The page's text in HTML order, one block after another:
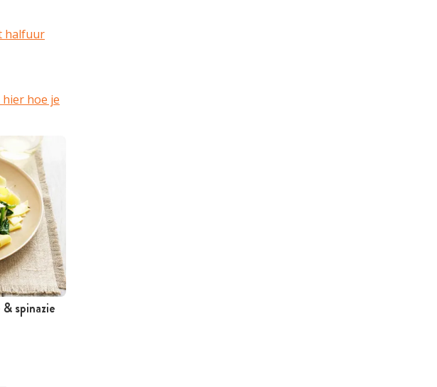
halfuur
hier hoe je
spinazie